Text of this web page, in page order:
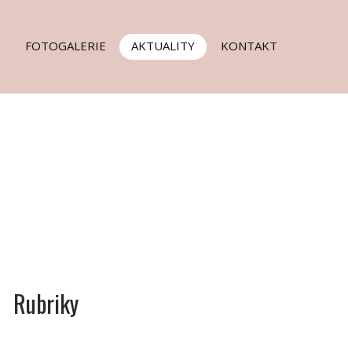
FOTOGALERIE AKTUALITY KONTAKT
Rubriky